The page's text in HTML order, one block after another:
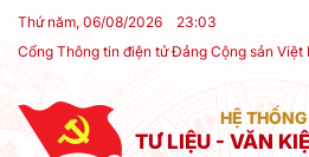
Thứ năm, 06/08/2026 23:03
Cổng Thông tin điện tử Đảng Cộng sản Việt
HỆ THỐNG
TƯ LIỆU - VĂN